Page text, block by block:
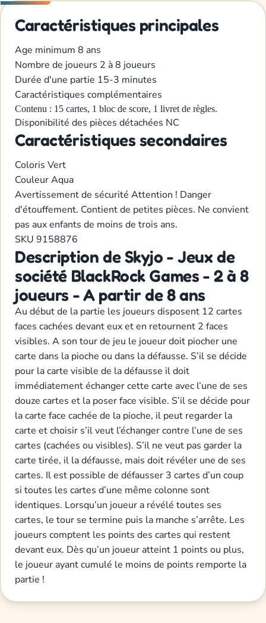
Caractéristiques principales
Age minimum 8 ans
Nombre de joueurs 2 à 8 joueurs
Durée d'une partie 15-3 minutes
Caractéristiques complémentaires
Contenu : 15 cartes, 1 bloc de score, 1 livret de règles.
Disponibilité des pièces détachées NC
Caractéristiques secondaires
Coloris Vert
CouleurAqua
Avertissement de sécurité Attention ! Danger
d'étouffement. Contient de petites pièces. Ne convient
pas aux enfants de moins de trois ans.
SKU 9158876
Description de Skyjo - Jeux de
société BlackRock Games - 2 à 8
joueurs - A partir de 8 ans
Au début de la partie les joueurs disposent 12 cartes
faces cachées devant eux et en retournent 2 faces
visibles. A son tour de jeu le joueur doit piocher une
carte dans la pioche ou dans la défausse. S’il se décide
pour la carte visible de la défausse il doit
immédiatement échanger cette carte avec l’une de ses
douze cartes et la poser face visible. S’il se décide pour
la carte face cachée de la pioche, il peut regarder la
carte et choisir s’il veut l’échanger contre l’une de ses
cartes (cachées ou visibles). S’il ne veut pas garder la
carte tirée, il la défausse, mais doit révéler une de ses
cartes. Il est possible de défausser 3 cartes d’un coup
si toutes les cartes d’une même colonne sont
identiques. Lorsqu’un joueur a révélé toutes ses
cartes, le tour se termine puis la manche s’arrête. Les
joueurs comptent les points des cartes qui restent
devant eux. Dès qu’un joueur atteint 1 points ou plus,
le joueur ayant cumulé le moins de points remporte la
partie !